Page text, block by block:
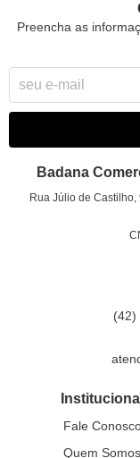
Preencha as
Badana
Rua Júlio de
(42)
Institucional
Fale
Quem Somos